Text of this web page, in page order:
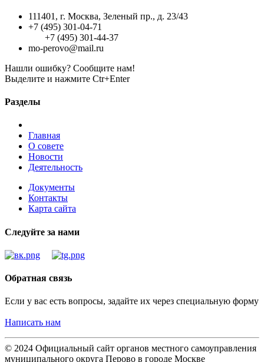
111401, г. Москва, Зеленый пр., д. 23/43
+7 (495) 301-04-71
+7 (495) 301-44-37
mo-perovo@mail.ru
Нашли ошибку? Сообщите нам!
Выделите и нажмите Ctr+Enter
Разделы
Главная
О совете
Новости
Деятельность
Документы
Контакты
Карта сайта
Следуйте за нами
Обратная связь
Если у вас есть вопросы, задайте их через специальную форму
Написать нам
© 2024 Официальный сайт органов местного самоуправления
муниципального округа Перово в городе Москве